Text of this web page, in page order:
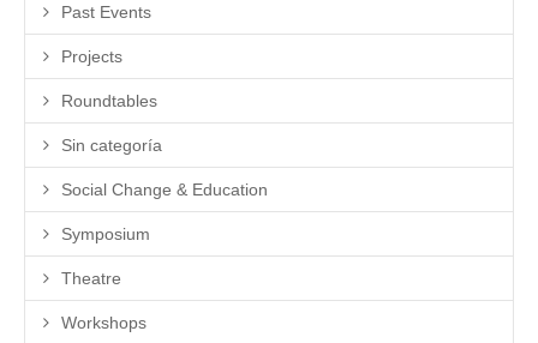
Past Events
Projects
Roundtables
Sin categoría
Social Change & Education
Symposium
Theatre
Workshops